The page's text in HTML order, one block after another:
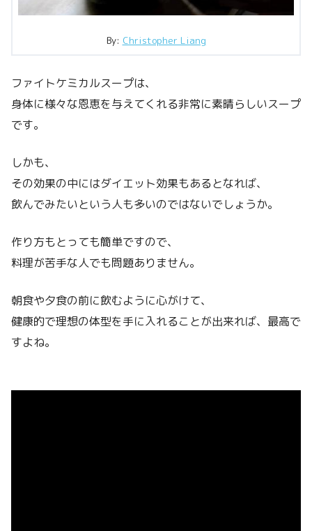
By: Christopher Liang
ファイトケミカルスープは、
身体に様々な恩恵を与えてくれる非常に素晴らしいスープ
です。
しかも、
その効果の中にはダイエット効果もあるとなれば、
飲んでみたいという人も多いのではないでしょうか。
作り方もとっても簡単ですので、
料理が苦手な人でも問題ありません。
朝食や夕食の前に飲むように心がけて、
健康的で理想の体型を手に入れることが出来れば、最高で
すよね。